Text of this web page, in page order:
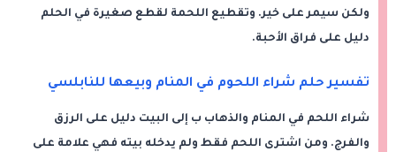
ولكن سيمر على خير. وتقطيع اللحمة لقطع صغيرة في الحلم
دليل على فراق الأحبة.
تفسير حلم شراء اللحوم في المنام وبيعها للنابلسي
شراء اللحم في المنام والذهاب ب إلى البيت دليل على الرزق
والفرج. ومن اشترى اللحم فقط ولم يدخله بيته فهي علامة على